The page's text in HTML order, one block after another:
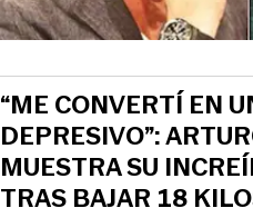
“ME CONVERTÍ EN
DEPRESIVO”:
MUESTRA SU
TRAS BAJAR 18